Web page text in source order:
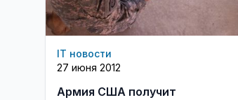
IT новости
27 июня 2012
Армия США получит